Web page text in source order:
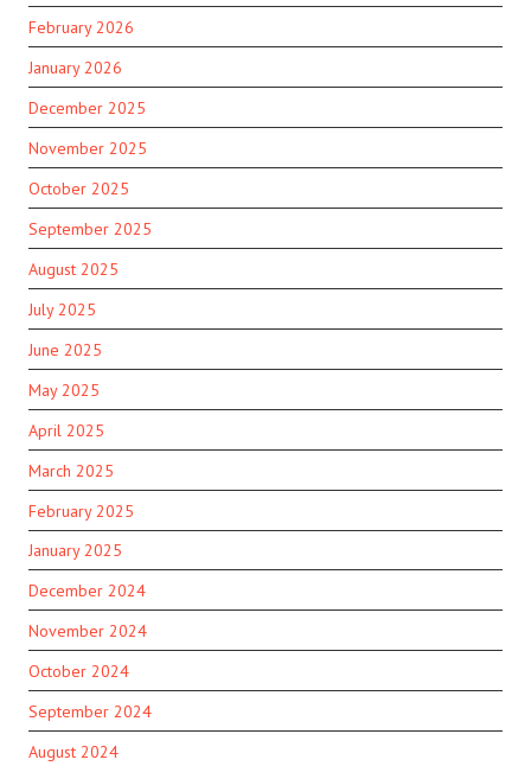
February 2026
January 2026
December 2025
November 2025
October 2025
September 2025
August 2025
July 2025
June 2025
May 2025
April 2025
March 2025
February 2025
January 2025
December 2024
November 2024
October 2024
September 2024
August 2024